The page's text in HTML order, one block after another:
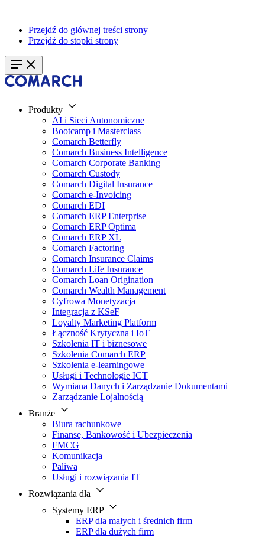
Przejdź do głównej treści strony
Przejdź do stopki strony
Produkty
AI i Sieci Autonomiczne
Bootcamp i Masterclass
Comarch Betterfly
Comarch Business Intelligence
Comarch Corporate Banking
Comarch Custody
Comarch Digital Insurance
Comarch e-Invoicing
Comarch EDI
Comarch ERP Enterprise
Comarch ERP Optima
Comarch ERP XL
Comarch Factoring
Comarch Insurance Claims
Comarch Life Insurance
Comarch Loan Origination
Comarch Wealth Management
Cyfrowa Monetyzacja
Integracja z KSeF
Loyalty Marketing Platform
Łączność Krytyczna i IoT
Szkolenia IT i biznesowe
Szkolenia Comarch ERP
Szkolenia e-learningowe
Usługi i Technologie ICT
Wymiana Danych i Zarządzanie Dokumentami
Zarządzanie Lojalnością
Branże
Biura rachunkowe
Finanse, Bankowość i Ubezpieczenia
FMCG
Komunikacja
Paliwa
Usługi i rozwiązania IT
Rozwiązania dla
Systemy ERP
ERP dla małych i średnich firm
ERP dla dużych firm